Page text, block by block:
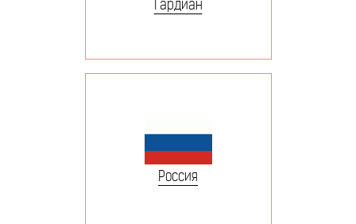
Гардиан
Россия